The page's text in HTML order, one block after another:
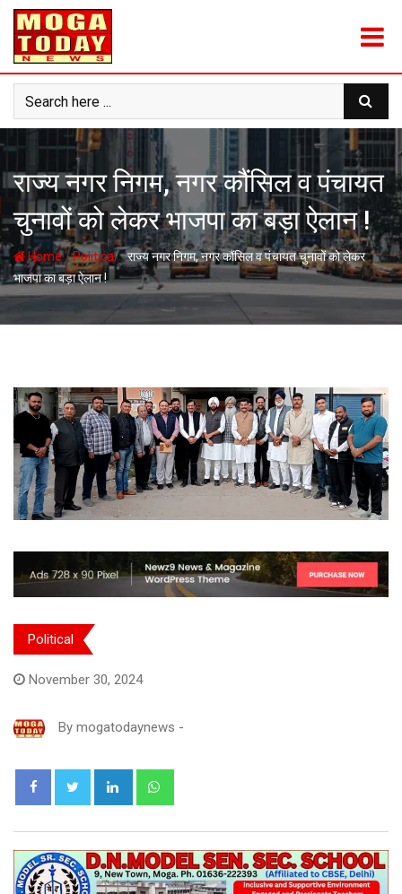
Skip
content
राज्य नगर निगम, नगर कौंसिल व पंचायत
चुनावों को लेकर भाजपा का बड़ा ऐलान !
Home-Political-राज्य नगर निगम, नगर कौंसिल व पंचायत चुनावों को लेकर
भाजपा का बड़ा ऐलान !
Political
November 30, 2024
By mogatodaynews -
LinkedIn